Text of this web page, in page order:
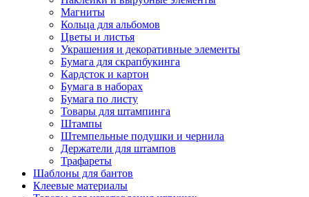
Магниты
Кольца для альбомов
Цветы и листья
Украшения и декоративные элементы
Бумага для скрапбукинга
Кардсток и картон
Бумага в наборах
Бумага по листу
Товары для штампинга
Штампы
Штемпельные подушки и чернила
Держатели для штампов
Трафареты
Шаблоны для бантов
Клеевые материалы